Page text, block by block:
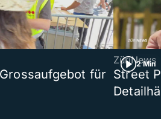
für
2 Min
ZüriNews
Street